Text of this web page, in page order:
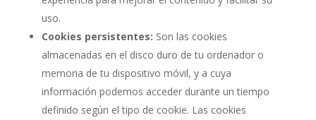
uso.
Cookies persistentes: Son las cookies
almacenadas en el disco duro de tu ordenador o
memoria de tu dispositivo móvil, y a cuya
información podemos acceder durante un tiempo
definido según el tipo de cookie. Las cookies